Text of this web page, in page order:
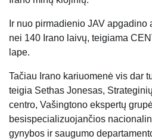
Ir nuo pirmadienio JAV
nei 140 Irano laivų, teigiama
lape.
Tačiau Irano kariuomenė vis dar
teigia Sethas Jonesas,
centro, Vašingtono ekspertų
besispecializuojančios
gynybos ir saugumo